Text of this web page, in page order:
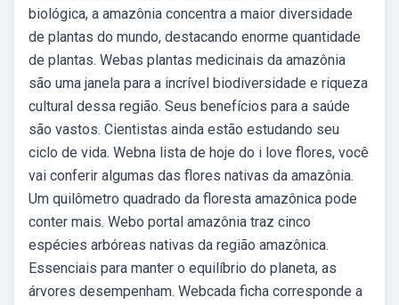
biológica, a amazônia concentra a maior diversidade
de plantas do mundo, destacando enorme quantidade
de plantas. Webas plantas medicinais da amazônia
são uma janela para a incrível biodiversidade e riqueza
cultural dessa região. Seus benefícios para a saúde
são vastos. Cientistas ainda estão estudando seu
ciclo de vida. Webna lista de hoje do i love flores, você
vai conferir algumas das flores nativas da amazônia.
Um quilômetro quadrado da floresta amazônica pode
conter mais. Webo portal amazônia traz cinco
espécies arbóreas nativas da região amazônica.
Essenciais para manter o equilíbrio do planeta, as
árvores desempenham. Webcada ficha corresponde a